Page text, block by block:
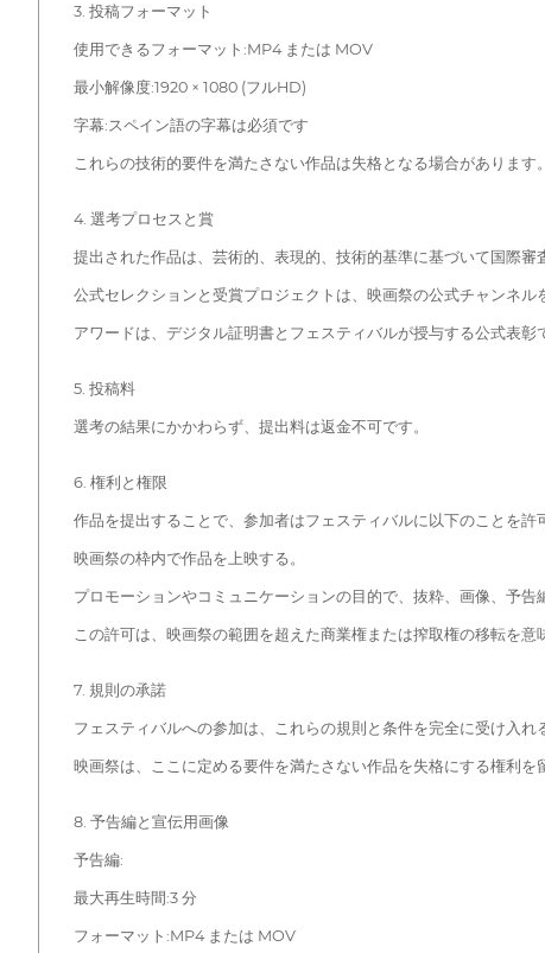
3. 投稿フォーマット
使用できるフォーマット:MP4 または MOV
最小解像度:1920 × 1080 (フルHD)
字幕:スペイン語の字幕は必須です
これらの技術的要件を満たさない作品は失格となる場合があります。
4. 選考プロセスと賞
提出された作品は、芸術的、表現的、技術的基準に基づいて国際審
公式セレクションと受賞プロジェクトは、映画祭の公式チャンネル
アワードは、デジタル証明書とフェスティバルが授与する公式表彰
5. 投稿料
選考の結果にかかわらず、提出料は返金不可です。
6. 権利と権限
作品を提出することで、参加者はフェスティバルに以下のことを許
映画祭の枠内で作品を上映する。
プロモーションやコミュニケーションの目的で、抜粋、画像、予告
この許可は、映画祭の範囲を超えた商業権または搾取権の移転を意
7. 規則の承諾
フェスティバルへの参加は、これらの規則と条件を完全に受け入れ
映画祭は、ここに定める要件を満たさない作品を失格にする権利を
8. 予告編と宣伝用画像
予告編:
最大再生時間:3 分
フォーマット:MP4 または MOV